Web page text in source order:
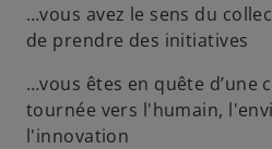
…vous avez le sens du
de prendre des initiatives
…vous êtes en quête d’une
tournée vers l'humain,
l'innovation